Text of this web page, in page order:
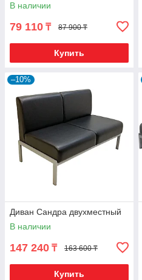
В наличии
79 110 ₸ 87 900 ₸
Купить
–10%
Диван Сандра двухместный
В наличии
147 240 ₸ 163 600 ₸
Купить